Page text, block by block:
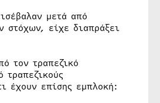
μετά από
στόχων, είχε διαπράξει
τον τραπεζικό
έχουν επίσης εμπλοκή: